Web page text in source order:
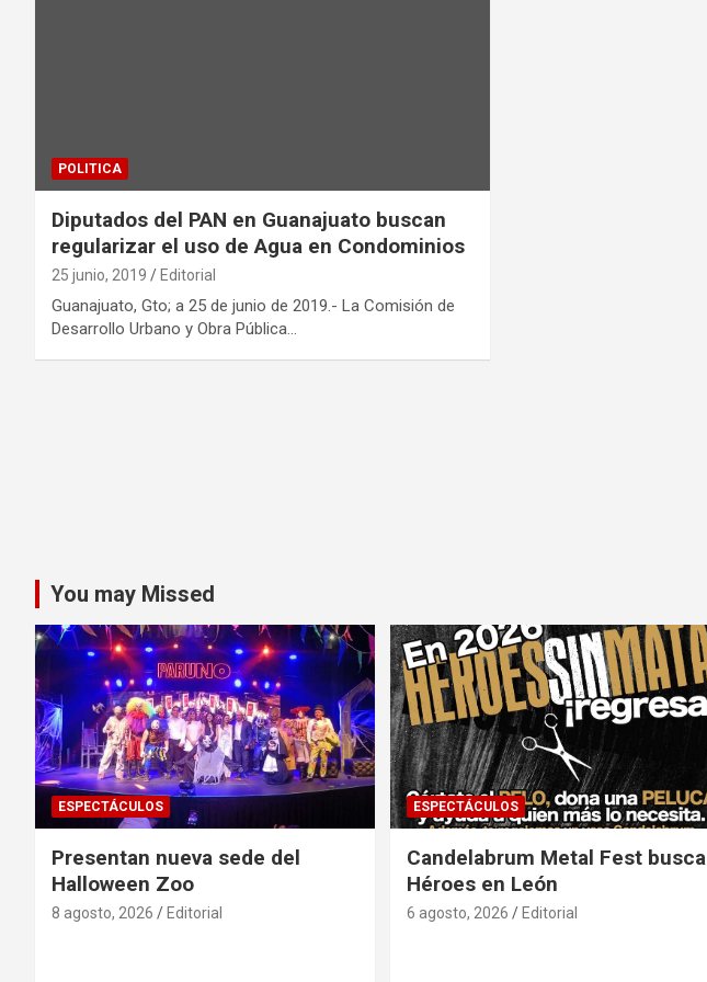
POLITICA
Diputados del PAN en Guanajuato buscan
regularizar el uso de Agua en Condominios
25 junio, 2019 Editorial
Guanajuato, Gto; a 25 de junio de 2019.- La Comisión de
Desarrollo Urbano y Obra Pública…
You may Missed
ESPECTÁCULOS
Presentan nueva sede del
Halloween Zoo
8 agosto, 2026 Editorial
ESPECTÁCULOS
Candelabrum Metal Fest busca
Héroes en León
6 agosto, 2026 Editorial